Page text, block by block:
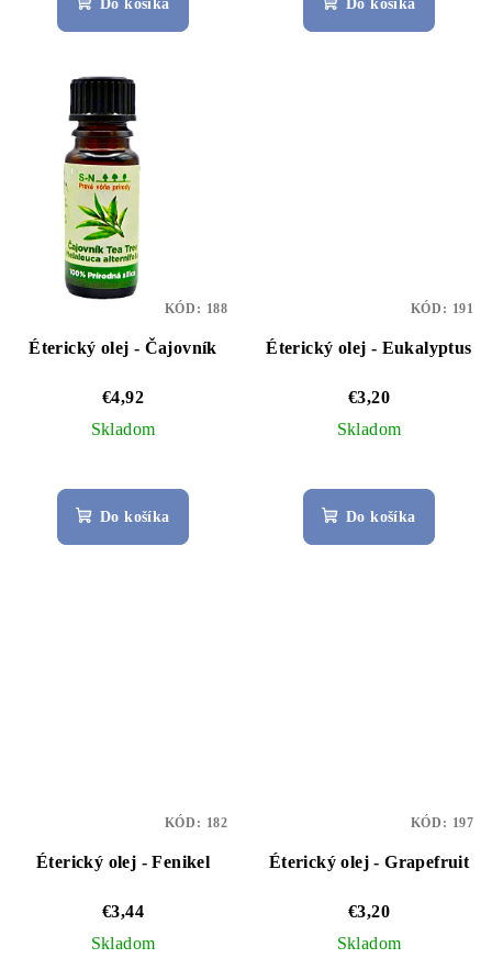
Do košíka Do košíka
Éterický olej - Čajovník
€4,92
Skladom
Do košíka
KÓD: 188
Éterický olej - Eukalyptus
€3,20
Skladom
Do košíka
KÓD: 191
Éterický olej - Fenikel
€3,44
Skladom
KÓD: 182
Éterický olej - Grapefruit
€3,20
Skladom
KÓD: 197